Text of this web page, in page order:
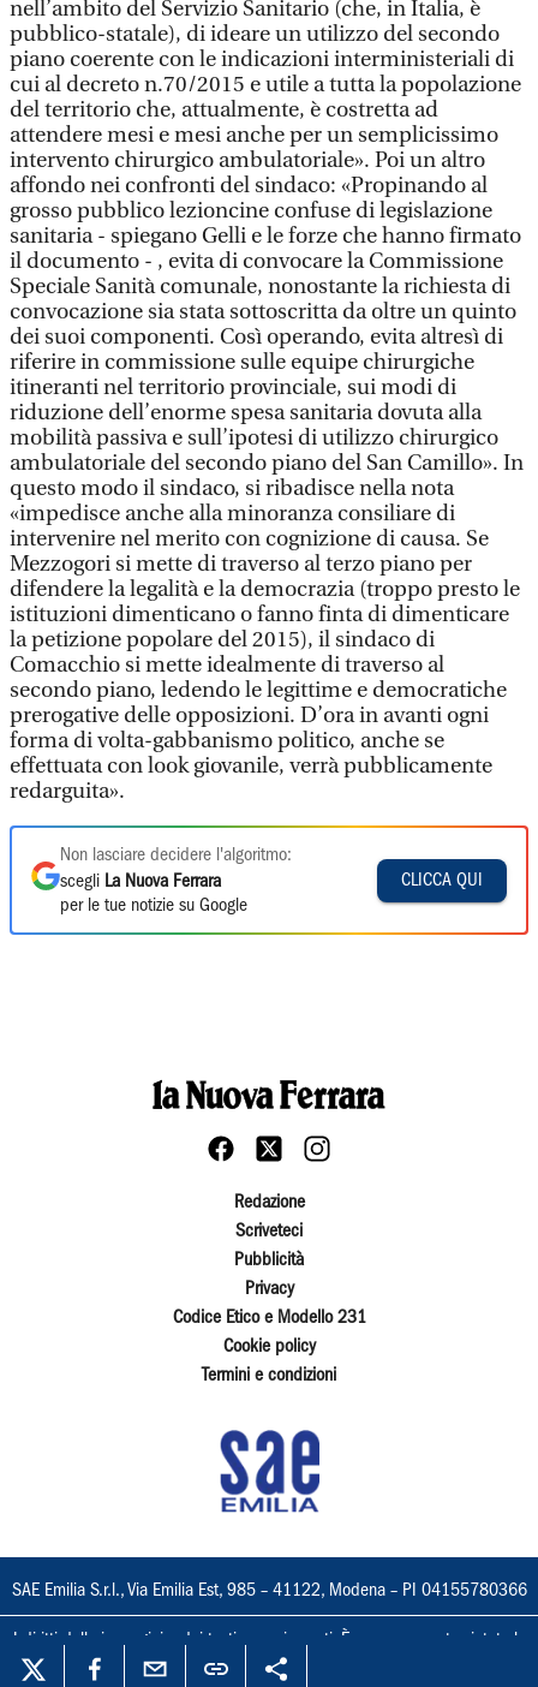
nell’ambito del Servizio Sanitario (che, in Italia, è
pubblico-statale), di ideare un utilizzo del secondo
piano coerente con le indicazioni interministeriali di
cui al decreto n.70/2015 e utile a tutta la popolazione
del territorio che, attualmente, è costretta ad
attendere mesi e mesi anche per un semplicissimo
intervento chirurgico ambulatoriale». Poi un altro
affondo nei confronti del sindaco: «Propinando al
grosso pubblico lezioncine confuse di legislazione
sanitaria - spiegano Gelli e le forze che hanno firmato
il documento - , evita di convocare la Commissione
Speciale Sanità comunale, nonostante la richiesta di
convocazione sia stata sottoscritta da oltre un quinto
dei suoi componenti. Così operando, evita altresì di
riferire in commissione sulle equipe chirurgiche
itineranti nel territorio provinciale, sui modi di
riduzione dell’enorme spesa sanitaria dovuta alla
mobilità passiva e sull’ipotesi di utilizzo chirurgico
ambulatoriale del secondo piano del San Camillo». In
questo modo il sindaco, si ribadisce nella nota
«impedisce anche alla minoranza consiliare di
intervenire nel merito con cognizione di causa. Se
Mezzogori si mette di traverso al terzo piano per
difendere la legalità e la democrazia (troppo presto le
istituzioni dimenticano o fanno finta di dimenticare
la petizione popolare del 2015), il sindaco di
Comacchio si mette idealmente di traverso al
secondo piano, ledendo le legittime e democratiche
prerogative delle opposizioni. D’ora in avanti ogni
forma di volta-gabbanismo politico, anche se
effettuata con look giovanile, verrà pubblicamente
redarguita».
Non lasciare decidere l'algoritmo:
scegli La Nuova Ferrara
per le tue notizie su Google
CLICCA QUI
Redazione
Scriveteci
Pubblicità
Privacy
Codice Etico e Modello 231
Cookie policy
Termini e condizioni
SAE Emilia S.r.l., Via Emilia Est, 985 – 41122, Modena – PI 04155780366
I diritti delle immagini e dei testi sono riservati. È espressamente vietata la
loro riproduzione con qualsiasi mezzo e l'adattamento totale o parziale.